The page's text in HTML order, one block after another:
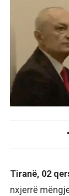
Tiranë, 02
nxjerrë